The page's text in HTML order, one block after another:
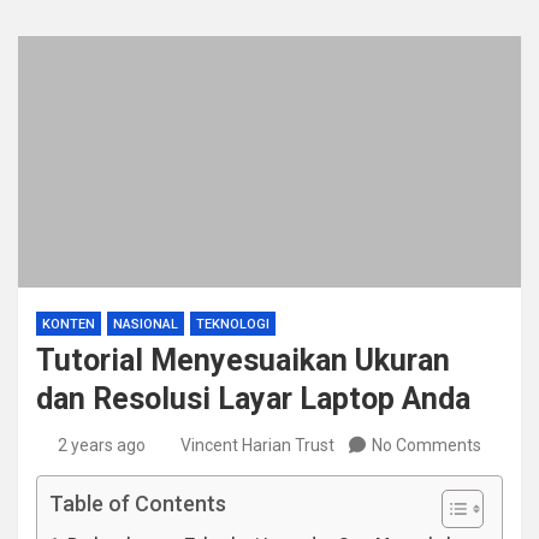
KONTEN NASIONAL TEKNOLOGI
Tutorial Menyesuaikan Ukuran
dan Resolusi Layar Laptop Anda
2 years ago Vincent Harian Trust No Comments
Table of Contents